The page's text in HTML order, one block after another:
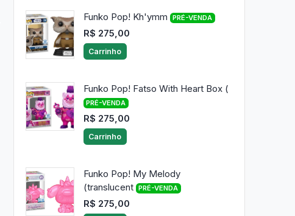
Funko Pop! Kh'ymm PRÉ-VENDA
R$ 275,00
Carrinho
Funko Pop! Fatso With Heart Box (
PRÉ-VENDA
R$ 275,00
Carrinho
Funko Pop! My Melody
(translucent
PRÉ-VENDA
R$ 275,00